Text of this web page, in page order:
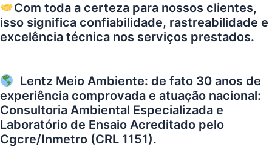
Com toda a certeza para nossos clientes,
isso significa confiabilidade, rastreabilidade e
excelência técnica nos serviços prestados.
Lentz Meio Ambiente: de fato 30 anos de
experiência comprovada e atuação nacional:
Consultoria Ambiental Especializada e
Laboratório de Ensaio Acreditado pelo
Cgcre/Inmetro (CRL 1151).